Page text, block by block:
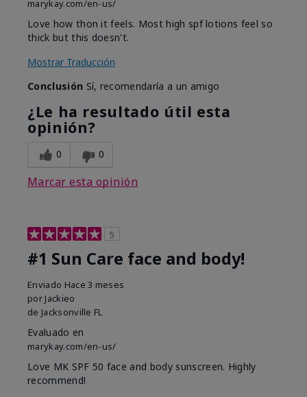
marykay.com/en-us/
Love how thon it feels. Most high spf lotions feel so
thick but this doesn't.
Mostrar Traducción
Conclusión Sí, recomendaría a un amigo
¿Le ha resultado útil esta
opinión?
0 0
Marcar esta opinión
5
#1 Sun Care face and body!
Enviado Hace 3 meses
por Jackieo
de Jacksonville FL
Evaluado en
marykay.com/en-us/
Love MK SPF 50 face and body sunscreen. Highly
recommend!